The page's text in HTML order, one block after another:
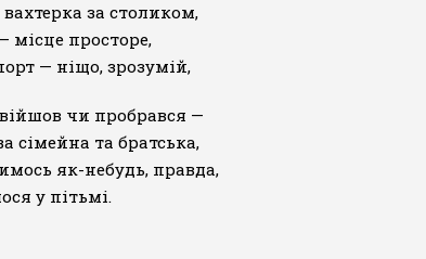
за столиком,
місце просторе,
— ніщо, зрозумій,
чи пробрався —
сімейна та братська,
як-небудь, правда,
у пітьмі.